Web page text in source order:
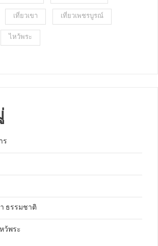
เที่ยวเขา เที่ยวเพชรบูรณ์
ไหว้พระ
ร
ธรรมชาติ
ว้พระ